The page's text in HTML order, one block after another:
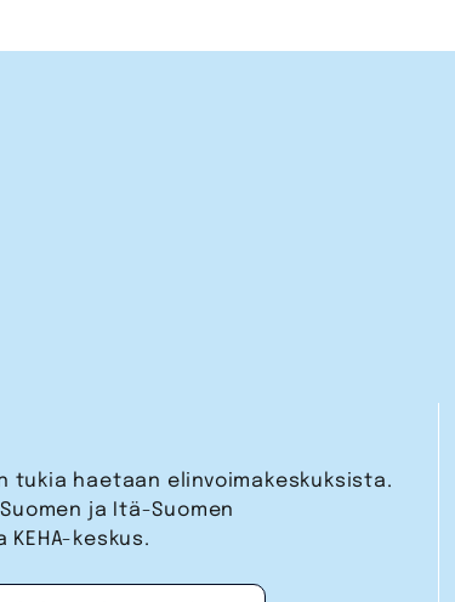
tukia haetaan elinvoimakeskuksista.
ja Itä-Suomen
keskus.